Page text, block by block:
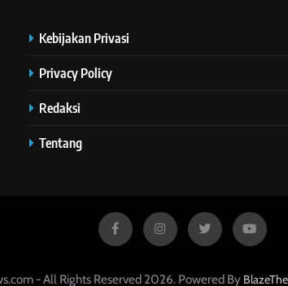
Kebijakan Privasi
Privacy Policy
Redaksi
Tentang
- All Rights Reserved 2026. Powered By